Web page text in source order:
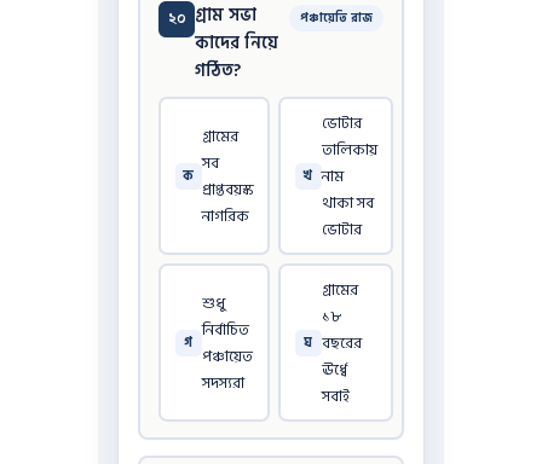
২০ গ্রাম সভা
কাদের নিয়ে
গঠিত?
পঞ্চায়েতি রাজ
ক
গ্রামের
সব
প্রাপ্তবয়স্ক
নাগরিক
খ
ভোটার
তালিকায়
নাম
থাকা সব
ভোটার
গ
শুধু
নির্বাচিত
পঞ্চায়েত
সদস্যরা
ঘ
গ্রামের
১৮
বছরের
ঊর্ধ্বে
সবাই